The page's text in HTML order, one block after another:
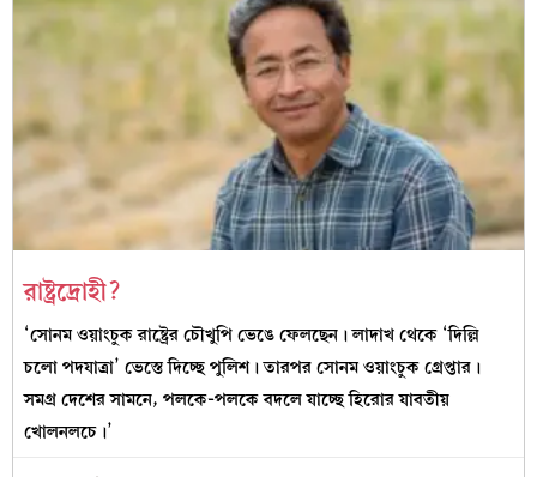
রাষ্ট্রদ্রোহী?
‘সোনম ওয়াংচুক রাষ্ট্রের চৌখুপি ভেঙে ফেলছেন। লাদাখ থেকে ‘দিল্লি
চলো পদযাত্রা’ ভেস্তে দিচ্ছে পুলিশ। তারপর সোনম ওয়াংচুক গ্রেপ্তার।
সমগ্র দেশের সামনে, পলকে-পলকে বদলে যাচ্ছে হিরোর যাবতীয়
খোলনলচে।’